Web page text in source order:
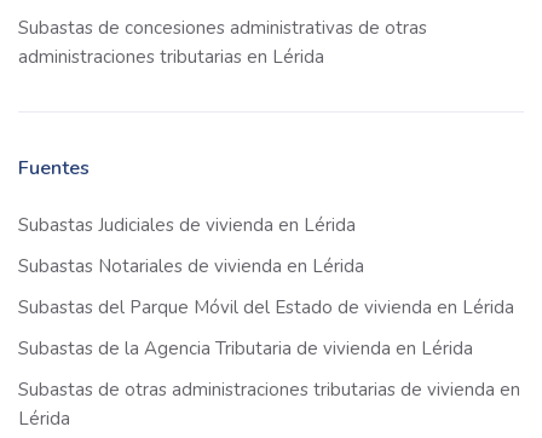
Subastas de concesiones administrativas de otras
administraciones tributarias en Lérida
Fuentes
Subastas Judiciales de vivienda en Lérida
Subastas Notariales de vivienda en Lérida
Subastas del Parque Móvil del Estado de vivienda en Lérida
Subastas de la Agencia Tributaria de vivienda en Lérida
Subastas de otras administraciones tributarias de vivienda en
Lérida